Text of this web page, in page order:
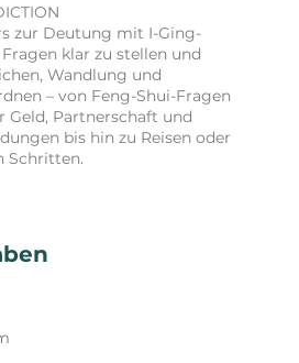
zur Deutung mit I-Ging-
klar zu stellen und
Wandlung und
– von Feng-Shui-Fragen
Geld, Partnerschaft und
bis hin zu Reisen oder